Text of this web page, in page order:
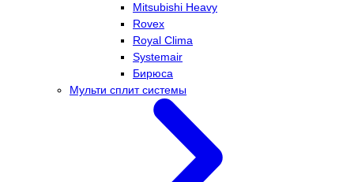
Mitsubishi Heavy
Rovex
Royal Clima
Systemair
Бирюса
Мульти сплит системы